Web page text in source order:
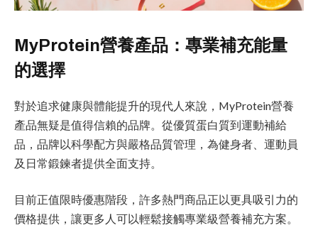
MyProtein營養產品：專業補充能量
的選擇
對於追求健康與體能提升的現代人來說，MyProtein營養
產品無疑是值得信賴的品牌。從優質蛋白質到運動補給
品，品牌以科學配方與嚴格品質管理，為健身者、運動員
及日常鍛鍊者提供全面支持。
目前正值限時優惠階段，許多熱門商品正以更具吸引力的
價格提供，讓更多人可以輕鬆接觸專業級營養補充方案。